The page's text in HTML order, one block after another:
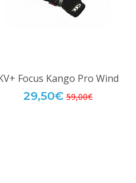
Focus Kango Pro Wind
29,50€ 59,00€